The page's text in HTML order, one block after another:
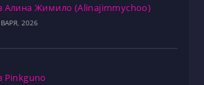
Алина Жимило (Alinajimmychoo)
2026
Pinkguno